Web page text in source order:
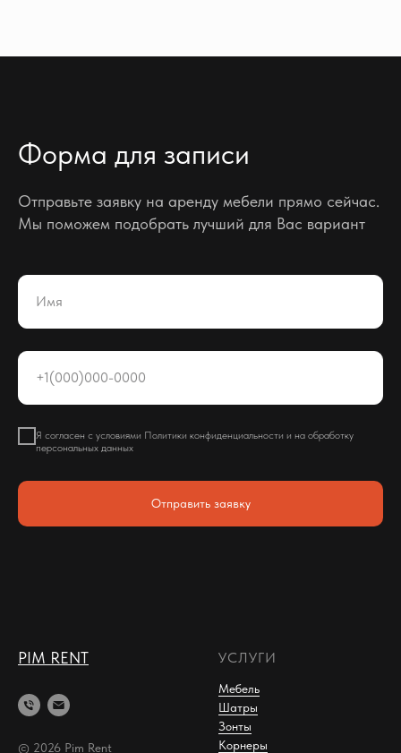
Форма для записи
Отправьте заявку на аренду мебели прямо сейчас.
Мы поможем подобрать лучший для Вас вариант
Имя
+1(000)000-0000
Я согласен с условиями Политики конфиденциальности и на обработку
персональных данных
Отправить заявку
PIM RENT
© 2026 Pim Rent
УСЛУГИ
Мебель
Шатры
Зонты
Корнеры